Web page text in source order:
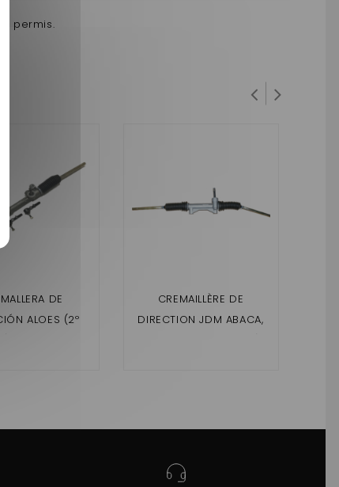
permis.
DE
ALOES (2º
CREMAILLÈRE DE
DIRECTION JDM ABACA,